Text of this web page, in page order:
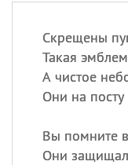
Скрещены
Такая
А чистое
Они на
Вы помните
Они